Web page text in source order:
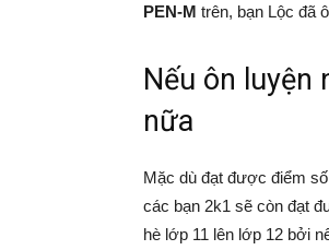
PEN-M trên, bạn Lộc đã
Nếu ôn luyện
nữa
Mặc dù đạt được điểm
các bạn 2k1 sẽ còn đạt
hè lớp 11 lên lớp 12 bởi